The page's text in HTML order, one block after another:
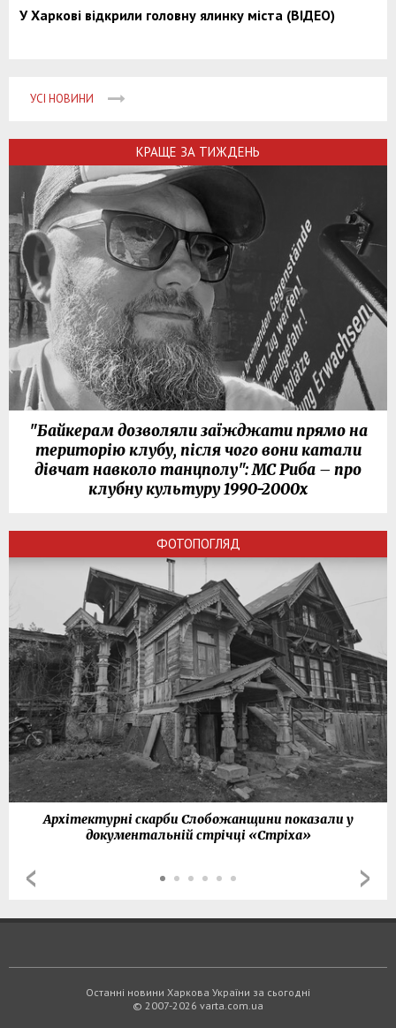
У Харкові відкрили головну ялинку міста (ВІДЕО)
УСІ НОВИНИ
КРАЩЕ ЗА ТИЖДЕНЬ
"Байкерам дозволяли заїжджати прямо на
територію клубу, після чого вони катали
дівчат навколо танцполу": МС Риба – про
клубну культуру 1990-2000х
ФОТОПОГЛЯД
Архітектурні скарби Слобожанщини показали у
документальній стрічці «Стріха»
Останні новини Харкова України за сьогодні
© 2007-2026 varta.com.ua